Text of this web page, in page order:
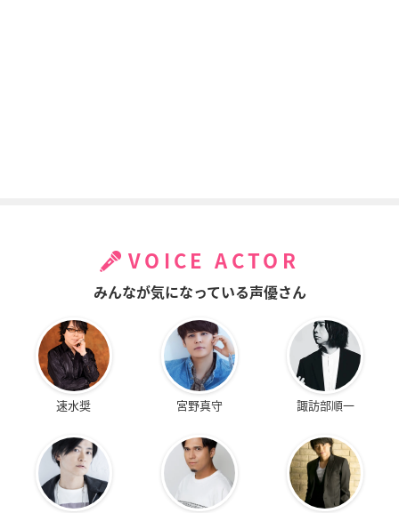
VOICE ACTOR
みんなが気になっている声優さん
速水奨 宮野真守 諏訪部順一